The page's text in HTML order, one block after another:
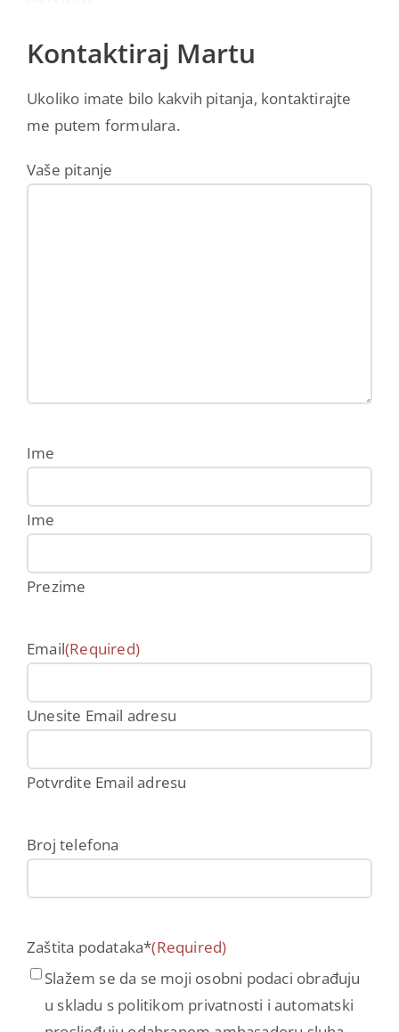
Kontaktiraj Martu
Ukoliko imate bilo kakvih pitanja, kontaktirajte
me putem formulara.
Vaše pitanje
Ime
Ime
Prezime
Email(Required)
Unesite Email adresu
Potvrdite Email adresu
Broj telefona
Zaštita podataka*(Required)
Slažem se da se moji osobni podaci obrađuju
u skladu s politikom privatnosti i automatski